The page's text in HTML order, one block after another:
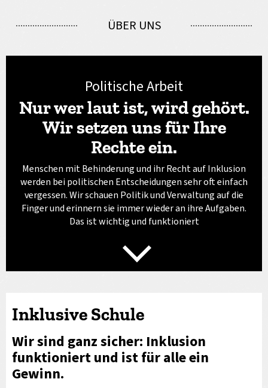
ÜBER UNS
Politische Arbeit
Nur wer laut ist, wird gehört.
Wir setzen uns für Ihre
Rechte ein.
Menschen mit Behinderung und ihr Recht auf Inklusion
werden bei politischen Entscheidungen sehr oft einfach
vergessen. Wir schauen Politik und Verwaltung auf die
Finger und erinnern sie immer wieder an ihre Aufgaben.
Das ist wichtig und funktioniert
Inklusive Schule
Wir sind ganz sicher: Inklusion
funktioniert und ist für alle ein
Gewinn.